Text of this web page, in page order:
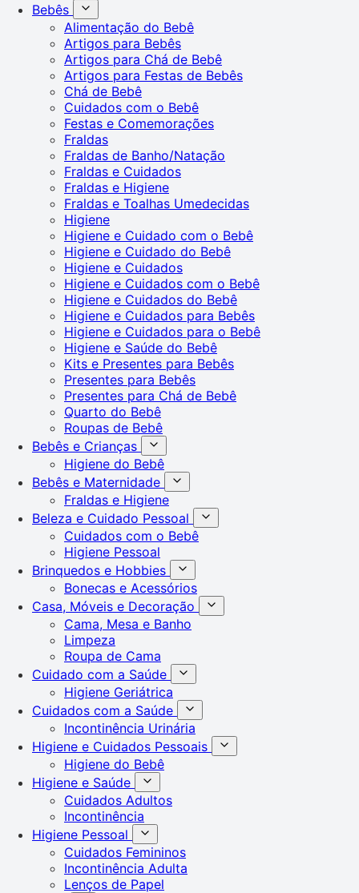
Bebês
Alimentação do Bebê
Artigos para Bebês
Artigos para Chá de Bebê
Artigos para Festas de Bebês
Chá de Bebê
Cuidados com o Bebê
Festas e Comemorações
Fraldas
Fraldas de Banho/Natação
Fraldas e Cuidados
Fraldas e Higiene
Fraldas e Toalhas Umedecidas
Higiene
Higiene e Cuidado com o Bebê
Higiene e Cuidado do Bebê
Higiene e Cuidados
Higiene e Cuidados com o Bebê
Higiene e Cuidados do Bebê
Higiene e Cuidados para Bebês
Higiene e Cuidados para o Bebê
Higiene e Saúde do Bebê
Kits e Presentes para Bebês
Presentes para Bebês
Presentes para Chá de Bebê
Quarto do Bebê
Roupas de Bebê
Bebês e Crianças
Higiene do Bebê
Bebês e Maternidade
Fraldas e Higiene
Beleza e Cuidado Pessoal
Cuidados com o Bebê
Higiene Pessoal
Brinquedos e Hobbies
Bonecas e Acessórios
Casa, Móveis e Decoração
Cama, Mesa e Banho
Limpeza
Roupa de Cama
Cuidado com a Saúde
Higiene Geriátrica
Cuidados com a Saúde
Incontinência Urinária
Higiene e Cuidados Pessoais
Higiene do Bebê
Higiene e Saúde
Cuidados Adultos
Incontinência
Higiene Pessoal
Cuidados Femininos
Incontinência Adulta
Lenços de Papel